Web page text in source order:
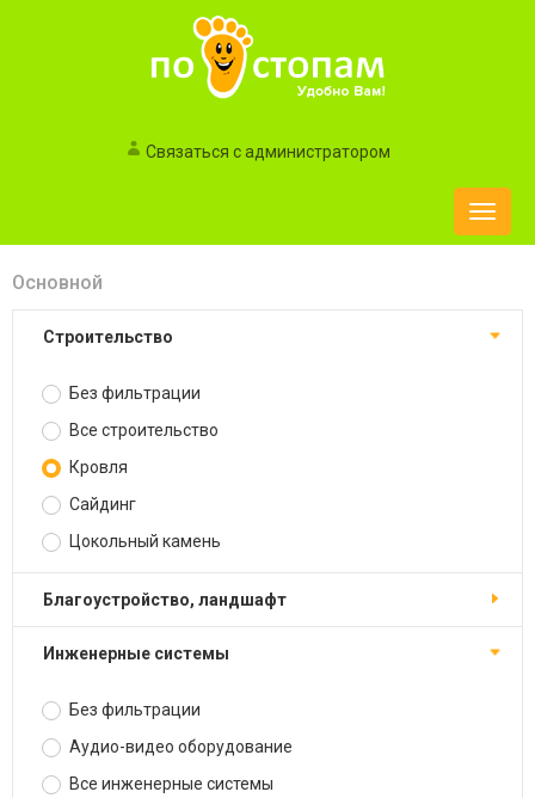
Связаться с администратором
Toggle
Основной
Строительство
Без фильтрации
Все строительство
Кровля
Сайдинг
Цокольный камень
Благоустройство, ландшафт
Инженерные системы
Без фильтрации
Аудио-видео оборудование
Все инженерные системы